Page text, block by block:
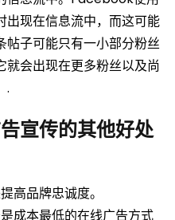
出现在信息流中，而这可能
帖子可能只有一小部分粉丝
就会出现在更多粉丝以及尚
.
宣传的其他好处
高品牌忠诚度。
成本最低的在线广告方式